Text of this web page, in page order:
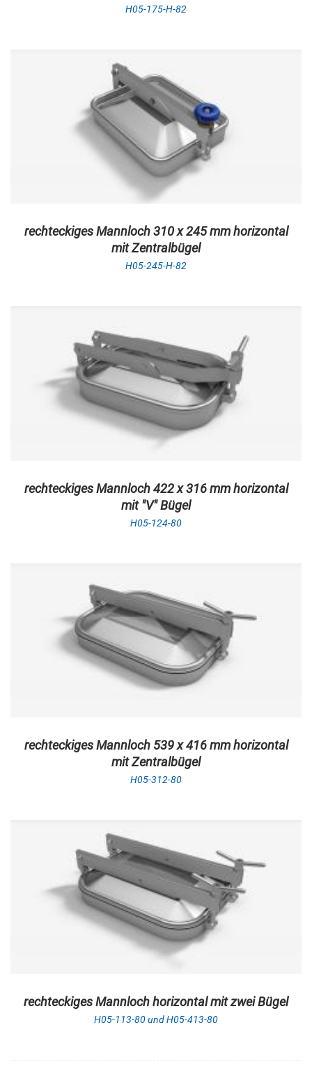
H05-175-H-82
rechteckiges Mannloch 310 x 245 mm horizontal
mit Zentralbügel
H05-245-H-82
rechteckiges Mannloch 422 x 316 mm horizontal
mit "V" Bügel
H05-124-80
rechteckiges Mannloch 539 x 416 mm horizontal
mit Zentralbügel
H05-312-80
rechteckiges Mannloch horizontal mit zwei Bügel
H05-113-80 und H05-413-80